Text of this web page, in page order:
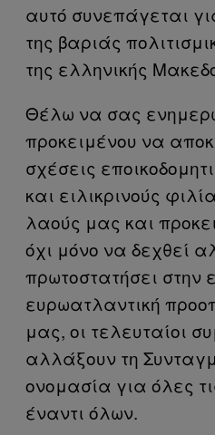
αυτό συνεπάγεται
της βαριάς
της ελληνικής
Θέλω να σας
προκειμένου να
σχέσεις
και ειλικρινούς
λαούς μας και
όχι μόνο να δεχθεί
πρωτοστατήσει στην
ευρωατλαντική
μας, οι τελευταίοι
αλλάξουν τη
ονομασία για όλες
έναντι όλων.